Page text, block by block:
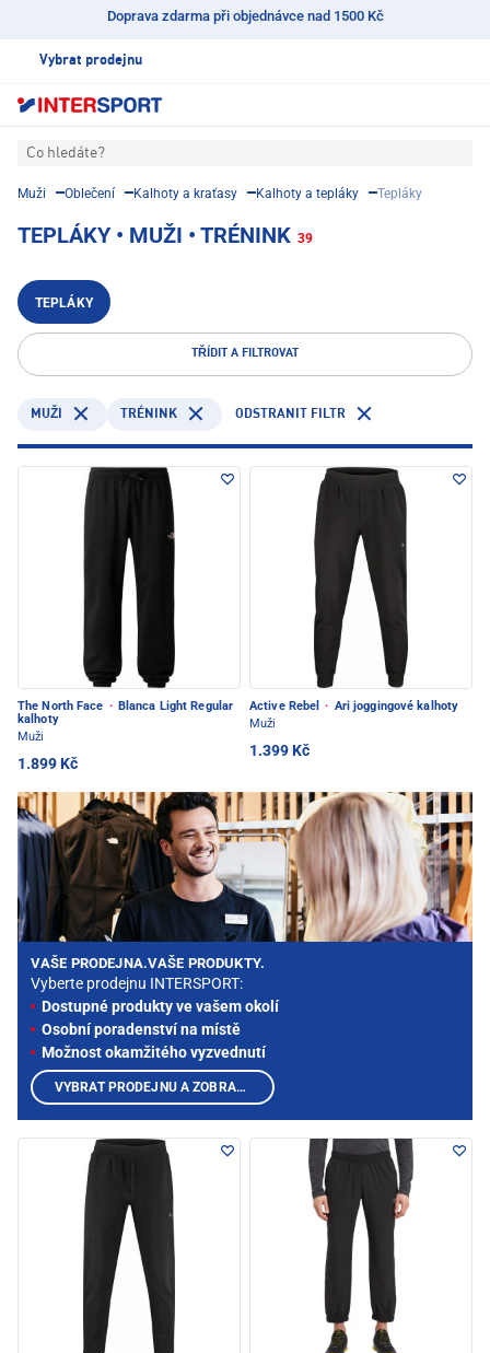
Doprava zdarma při objednávce nad 1500 Kč
Vybrat prodejnu
Co hledáte?
Muži Oblečení Kalhoty a kraťasy Kalhoty a tepláky Tepláky
TEPLÁKY • MUŽI • TRÉNINK 39
TEPLÁKY
TŘÍDIT A FILTROVAT
MUŽI TRÉNINK ODSTRANIT FILTR
The North Face · Blanca Light Regular
kalhoty
Muži
1.899 Kč
Active Rebel · Ari joggingové kalhoty
Muži
1.399 Kč
VAŠE PRODEJNA.VAŠE PRODUKTY.
Vyberte prodejnu INTERSPORT:
Dostupné produkty ve vašem okolí
Osobní poradenství na místě
Možnost okamžitého vyzvednutí
VYBRAT PRODEJNU A ZOBRAZIT PRODUKTY